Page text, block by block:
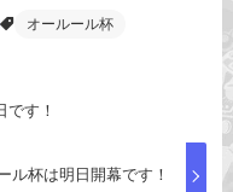
オールール杯
す！
ル杯は明日開幕です！